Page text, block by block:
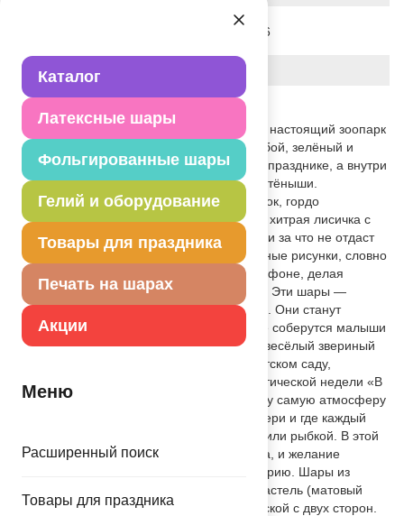
Каталог
Латексные шары
Фольгированные шары
Гелий и оборудование
Товары для праздника
Печать на шарах
Акции
Меню
Расширенный поиск
Товары для праздника
08-06-2026
Вес
Описание товара
Яркие латексные шары со зверятами — настоящий зоопарк
радости! Фиолетовый, оранжевый, голубой, зелёный и
жёлтый — каждый цвет словно кричит о празднике, а внутри
этой весёлой радуги прячутся милые детёныши.
Улыбающийся кролик с морковкой, щенок, гордо
сжимающий косточку, котёнок с рыбкой, хитрая лисичка с
кусочком сыра и медвежонок, который ни за что не отдаст
свой рожок мороженого. Чёткие графичные рисунки, словно
страницы раскраски, оживают на ярком фоне, делая
каждый шарик выразительным и живым. Эти шары —
бесспорный хит для детских праздников. Они станут
главным украшением дня рождения, где соберутся малыши
от года до семи, превратив фотозону в весёлый звериный
хоровод. Подойдут для утренников в детском саду,
выпускного в младшей группе или тематической недели «В
мире животных». Вместе они создадут ту самую атмосферу
беззаботного детства, где дружат все звери и где каждый
готов поделиться морковкой, косточкой или рыбкой. В этой
пятёрке есть всё: и умиление, и доброта, и желание
придумать про каждого зверя свою историю. Шары из
натурального латекса, одного типа — пастель (матовый
оттенок), рисунок выполнен чёрной краской с двух сторон.